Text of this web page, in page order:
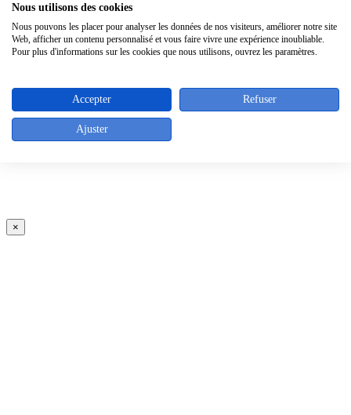
×
×
Nous utilisons des cookies
Nous pouvons les placer pour analyser les données de nos visiteurs, améliorer notre site
Web, afficher un contenu personnalisé et vous faire vivre une expérience inoubliable.
Pour plus d'informations sur les cookies que nous utilisons, ouvrez les paramètres.
Accepter Refuser
Ajuster